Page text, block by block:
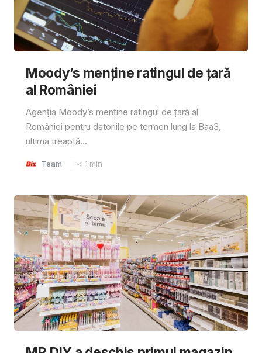
Moody’s menține ratingul de țară
al României
Agenția Moody’s menține ratingul de țară al
României pentru datoriile pe termen lung la Baa3,
ultima treaptă...
Team < 1 min